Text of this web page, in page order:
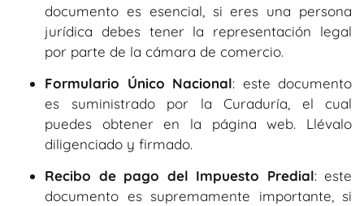
documento es esencial, si eres una persona
jurídica debes tener la representación legal
por parte de la cámara de comercio.
Formulario Único Nacional: este documento
es suministrado por la Curaduría, el cual
puedes obtener en la página web. Llévalo
diligenciado y firmado.
Recibo de pago del Impuesto Predial: este
documento es supremamente importante, si